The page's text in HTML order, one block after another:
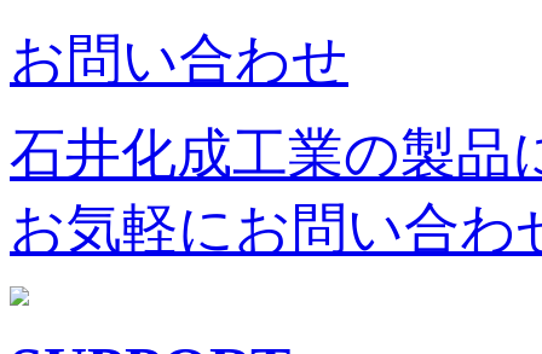
お問い合わせ
石井化成工業の製品
お気軽にお問い合わ